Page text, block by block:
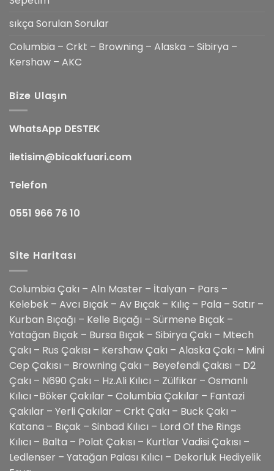
sıkça Sorulan Sorular
Columbia – Crkt – Browning – Alaska – Sibirya –
Kershaw – AKC
Bize Ulaşın
WhatsApp DESTEK
iletisim@bicakfuari.com
Telefon
0551 966 76 10
Site Haritası
Columbia Çakı – Aln Master – İtalyan – Pars –
Kelebek – Avcı Bıçak – Av Bıçak – Kılıç – Pala – Satır –
Kurban Bıçağı – Kelle Bıçağı – Sürmene Bıçak –
Yatağan Bıçak – Bursa Bıçak – Sibirya Çakı – Mtech
Çakı – Rus Çakısı – Kershaw Çakı – Alaska Çakı – Mini
Cep Çakısı – Browning Çakı – Beyefendi Çakısı – D2
Çakı – N690 Çakı – Hz.Ali Kılıcı – Zülfikar – Osmanlı
Kılıcı -Böker Çakılar – Columbia Çakılar – Fantazi
Çakılar – Yerli Çakılar – Crkt Çakı – Buck Çakı –
Katana – Bıçak – Sinbad Kılıcı – Lord Of the Rings
Kılıcı – Balta – Polat Çakısı – Kurtlar Vadisi Çakısı –
Ledlenser – Yatağan Palası Kılıcı – Dekorluk Hediyelik